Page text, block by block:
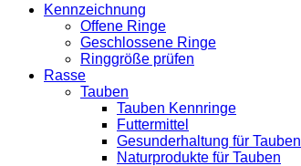
Kennzeichnung
Offene Ringe
Geschlossene Ringe
Ringgröße prüfen
Rasse
Tauben
Tauben Kennringe
Futtermittel
Gesunderhaltung für Tauben
Naturprodukte für Tauben